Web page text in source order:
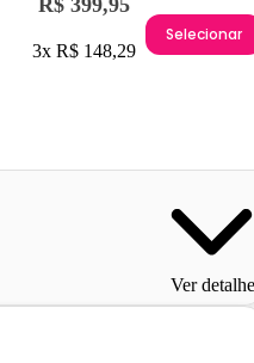
3x R$ 148,29
Selecionar
Ver